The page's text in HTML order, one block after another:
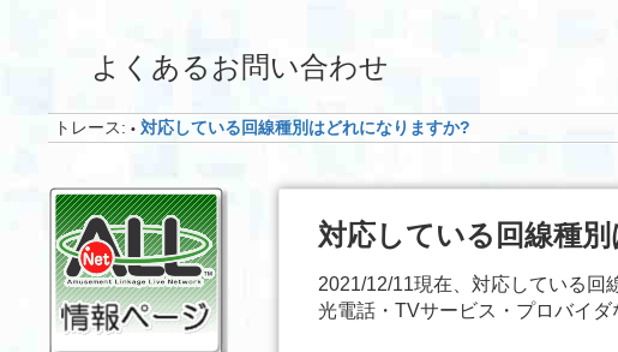
よくあるお問い合わせ
トレース: • 対応している回線種別はどれになりますか?
対応している回線種
2021/12/11現在、対応している回
光電話・TVサービス・プロバイ